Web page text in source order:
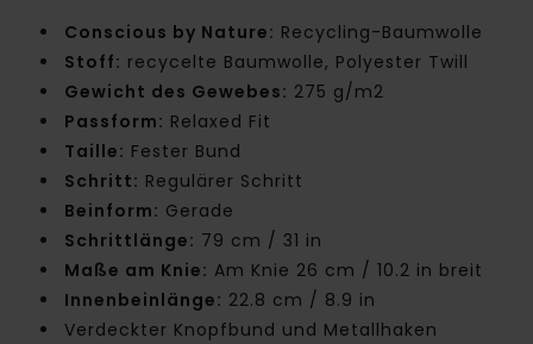
Conscious by Nature: Recycling-Baumwolle
Stoff: recycelte Baumwolle, Polyester Twill
Gewicht des Gewebes: 275 g/m2
Passform: Relaxed Fit
Taille: Fester Bund
Schritt: Regulärer Schritt
Beinform: Gerade
Schrittlänge: 79 cm / 31 in
Maße am Knie: Am Knie 26 cm / 10.2 in breit
Innenbeinlänge: 22.8 cm / 8.9 in
Verdeckter Knopfbund und Metallhaken